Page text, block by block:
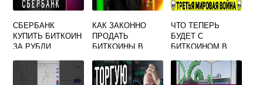
СБЕРБАНК
КУПИТЬ БИТКОИН
ЗА РУБЛИ
КАК ЗАКОННО
ПРОДАТЬ
БИТКОИНЫ В
ЧТО ТЕПЕРЬ
БУДЕТ С
БИТКОИНОМ В